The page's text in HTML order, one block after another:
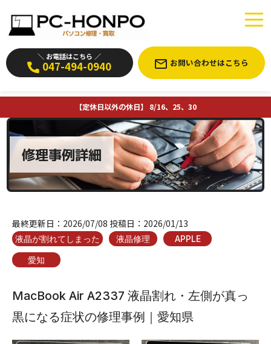
＼ お電話はこちら ／
047-494-0940 お問い合わせはこちら
【定休日以外の休日】 8/16、25、30
修理事例詳細
最終更新日： 2026/07/08 投稿日： 2026/01/13
液晶が割れてしまった 液晶修理 APPLE
愛知
MacBook Air A2337 液晶割れ・左側が真っ
黒になる症状の修理事例｜愛知県